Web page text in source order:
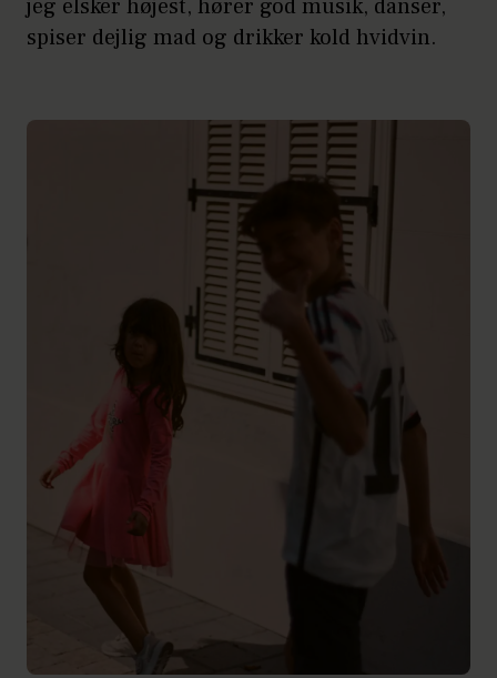
jeg elsker højest, hører god musik, danser,
spiser dejlig mad og drikker kold hvidvin.